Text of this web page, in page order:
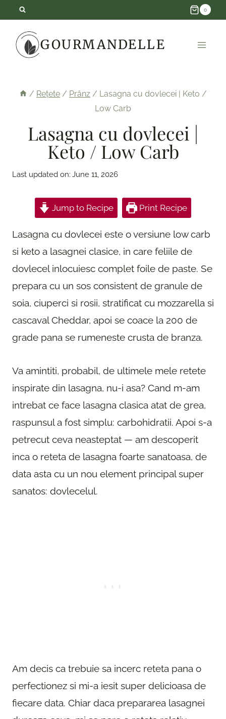
content
0
GOURMANDELLE
/ Rețete / Prânz / Lasagna cu dovlecei | Keto /
Low Carb
Lasagna cu dovlecei |
Keto / Low Carb
Last updated on: June 11, 2026
Jump to Recipe Print Recipe
Lasagna cu dovlecei este o versiune low carb
si keto a lasagnei clasice, in care feliile de
dovlecel inlocuiesc complet foile de paste. Se
prepara cu un sos consistent de granule de
soia, ciuperci si rosii, stratificat cu mozzarella si
cascaval Cheddar, apoi se coace la 200 de
grade pana se rumeneste crusta de branza.
Va amintiti, probabil, de ultimele mele retete
inspirate din lasagna, nu-i asa? Cand m-am
intrebat ce face lasagna clasica atat de grea,
raspunsul a fost simplu: carbohidratii. Apoi s-a
petrecut ceva neasteptat — am descoperit
inca o reteta de lasagna foarte sanatoasa, de
data asta cu un nou element principal super
sanatos: dovlecelul.
Am decis ca trebuie sa incerc reteta pana o
perfectionez si mi-a iesit super delicioasa de
fiecare data. Chiar daca prepararea lasagnei